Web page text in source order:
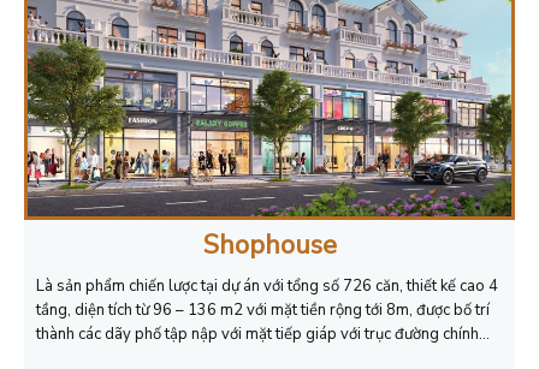
Shophouse
Là sản phẩm chiến lược tại dự án với tổng số 726 căn, thiết kế cao 4
tầng, diện tích từ 96 – 136 m2 với mặt tiền rộng tới 8m, được bố trí
thành các dãy phố tập nập với mặt tiếp giáp với trục đường chính…